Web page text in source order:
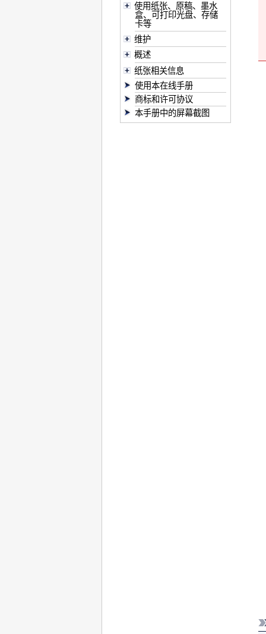
使用纸张、原稿、墨水
盒、可打印光盘、存储
卡等
维护
概述
纸张相关信息
使用本在线手册
商标和许可协议
本手册中的屏幕截图